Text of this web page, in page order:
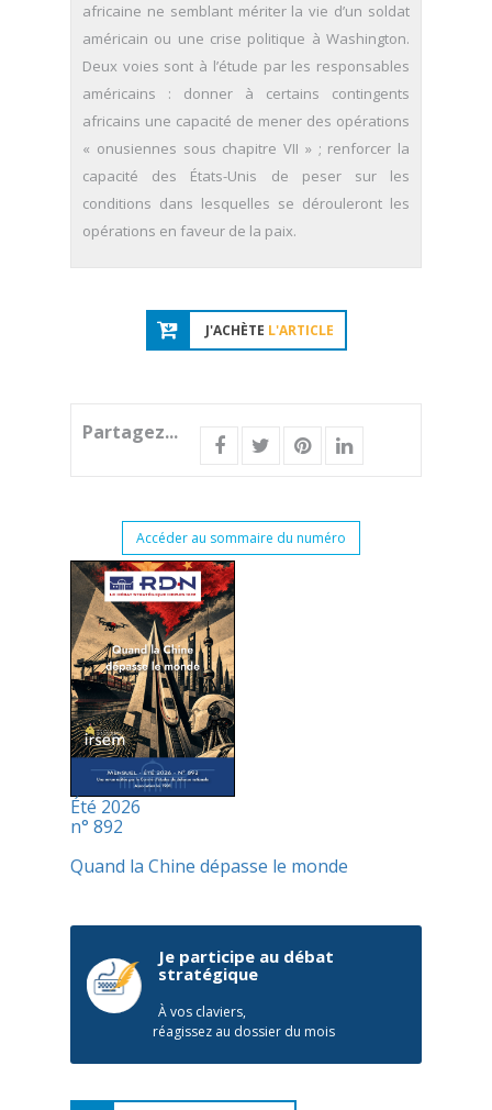
africaine ne semblant mériter la vie d’un soldat
américain ou une crise politique à Washington.
Deux voies sont à l’étude par les responsables
américains : donner à certains contingents
africains une capacité de mener des opérations
« onusiennes sous chapitre VII » ; renforcer la
capacité des États-Unis de peser sur les
conditions dans lesquelles se dérouleront les
opérations en faveur de la paix.
J'ACHÈTE L'ARTICLE
Partagez...
Accéder au sommaire du numéro
Été 2026
n° 892
Quand la Chine dépasse le monde
Je participe au débat
stratégique
À vos claviers,
réagissez au dossier du mois